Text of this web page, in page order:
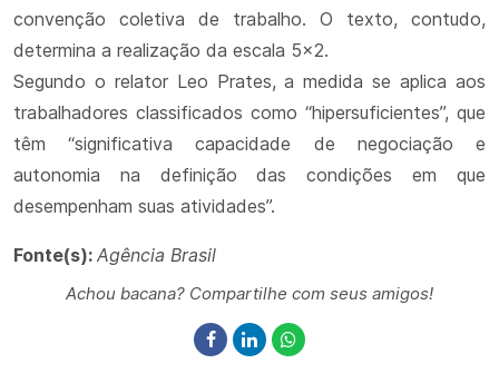
convenção coletiva de trabalho. O texto, contudo,
determina a realização da escala 5x2.
Segundo o relator Leo Prates, a medida se aplica aos
trabalhadores classificados como “hipersuficientes”, que
têm “significativa capacidade de negociação e
autonomia na definição das condições em que
desempenham suas atividades”.
Fonte(s): Agência Brasil
Achou bacana? Compartilhe com seus amigos!